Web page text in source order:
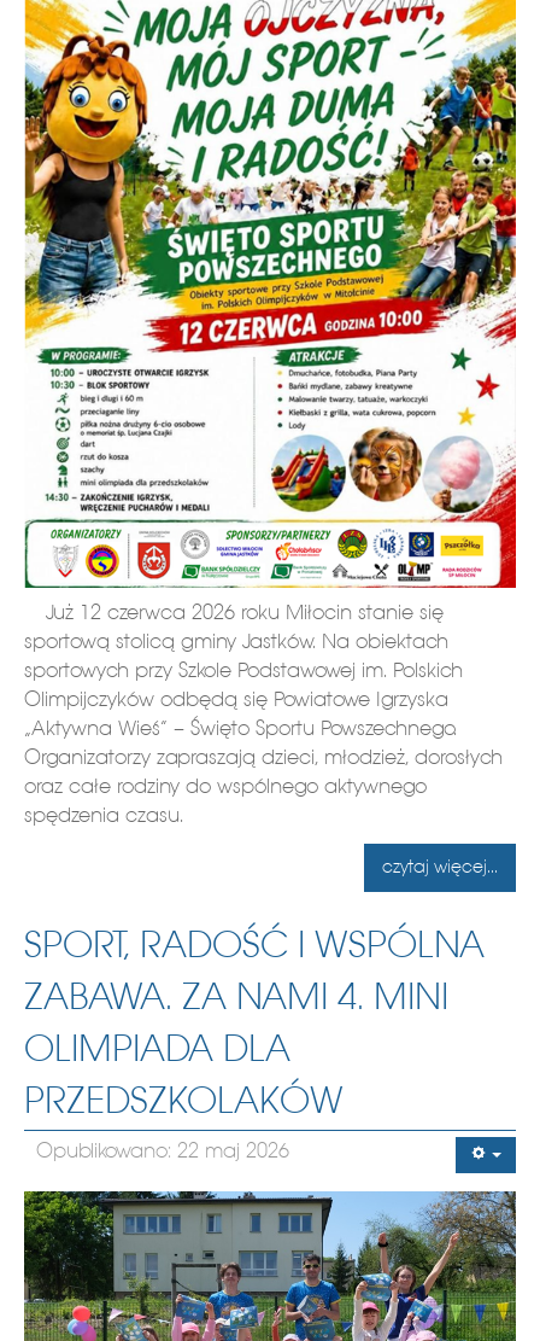
Już 12 czerwca 2026 roku Miłocin stanie się
sportową stolicą gminy Jastków. Na obiektach
sportowych przy Szkole Podstawowej im. Polskich
Olimpijczyków odbędą się Powiatowe Igrzyska
„Aktywna Wieś” – Święto Sportu Powszechnego.
Organizatorzy zapraszają dzieci, młodzież, dorosłych
oraz całe rodziny do wspólnego aktywnego
spędzenia czasu.
czytaj więcej...
SPORT, RADOŚĆ I WSPÓLNA
ZABAWA. ZA NAMI 4. MINI
OLIMPIADA DLA
PRZEDSZKOLAKÓW
Opublikowano: 22 maj 2026